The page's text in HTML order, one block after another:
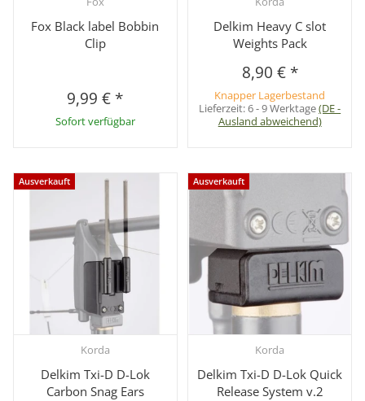
Fox Black label Bobbin
Clip
9,99 € *
Sofort verfügbar
Delkim Heavy C slot
Weights Pack
8,90 € *
Knapper Lagerbestand
Lieferzeit:6 - 9 Werktage(DE -
Ausland abweichend)
Ausverkauft
Korda
Delkim Txi-D D-Lok
Carbon Snag Ears
Ausverkauft
Korda
Delkim Txi-D D-Lok Quick
Release System v.2